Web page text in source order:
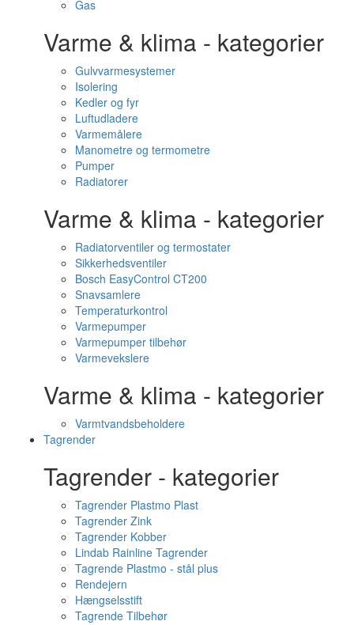
Gas
Varme & klima - kategorier
Gulvvarmesystemer
Isolering
Kedler og fyr
Luftudladere
Varmemålere
Manometre og termometre
Pumper
Radiatorer
Varme & klima - kategorier
Radiatorventiler og termostater
Sikkerhedsventiler
Bosch EasyControl CT200
Snavsamlere
Temperaturkontrol
Varmepumper
Varmepumper tilbehør
Varmevekslere
Varme & klima - kategorier
Varmtvandsbeholdere
Tagrender
Tagrender - kategorier
Tagrender Plastmo Plast
Tagrender Zink
Tagrender Kobber
Lindab Rainline Tagrender
Tagrende Plastmo - stål plus
Rendejern
Hængselsstift
Tagrende Tilbehør